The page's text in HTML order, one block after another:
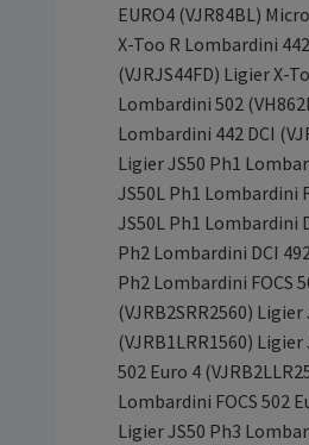
EURO4 (VJR84BL)
X-Too R Lombardini
(VJRJS44FD) Ligier X-
Lombardini 502
Lombardini 442 DCI
Ligier JS50 Ph1
JS50L Ph1 Lombardini
JS50L Ph1 Lombardini
Ph2 Lombardini DCI
Ph2 Lombardini FOCS
(VJRB2SRR2560)
(VJRB1LRR1560)
502 Euro 4
Lombardini FOCS 502
Ligier JS50 Ph3